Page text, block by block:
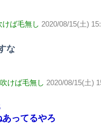
けば毛無し 2020/08/15(土)
な
けば毛無し 2020/08/15(土)
あってるやろ